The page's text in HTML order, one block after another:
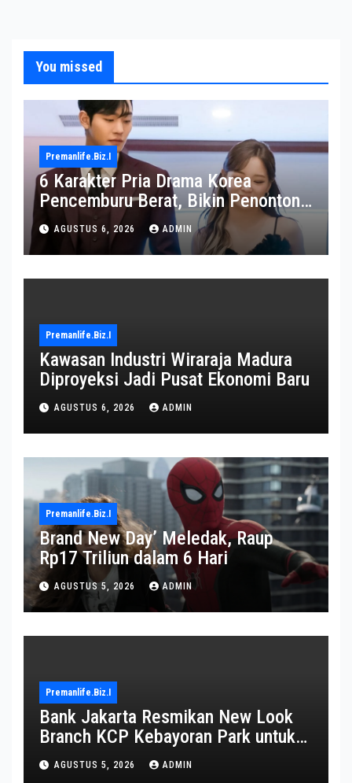
You missed
Premanlife.biz.i
6 Karakter Pria Drama Korea
Pencemburu Berat, Bikin Penonton
Gemas
AGUSTUS 6, 2026 ADMIN
Premanlife.biz.i
Kawasan Industri Wiraraja Madura
Diproyeksi Jadi Pusat Ekonomi Baru
AGUSTUS 6, 2026 ADMIN
Premanlife.biz.i
Brand New Day’ Meledak, Raup
Rp17 Triliun dalam 6 Hari
AGUSTUS 5, 2026 ADMIN
Premanlife.biz.i
Bank Jakarta Resmikan New Look
Branch KCP Kebayoran Park untuk
Transformasi Layanan
AGUSTUS 5, 2026 ADMIN